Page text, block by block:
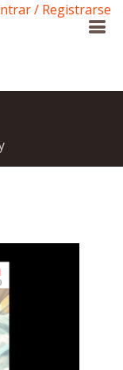
/ Registrarse